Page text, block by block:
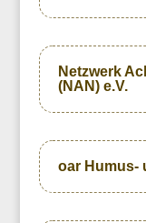
Netzwerk
(NAN) e.V.
oar Humus-